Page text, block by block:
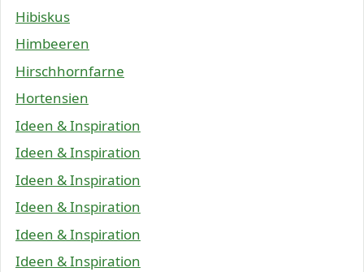
Hibiskus
Himbeeren
Hirschhornfarne
Hortensien
Ideen & Inspiration
Ideen & Inspiration
Ideen & Inspiration
Ideen & Inspiration
Ideen & Inspiration
Ideen & Inspiration